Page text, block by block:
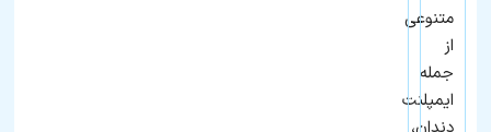
متنوعی
از
جمله
ایمپلنت